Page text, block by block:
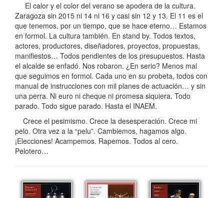
El calor y el color del verano se apodera de la cultura.
Zaragoza sin 2015 ni 14 ni 16 y casi sin 12 y 13. El 11 es el
que tenemos, por un tiempo, que se hace eterno… Estamos
en formol. La cultura también. En stand by. Todos textos,
actores, productores, diseñadores, proyectos, propuestas,
manifiestos… Todos pendientes de los presupuestos. Hasta
el alcalde se enfadó. Nos robaron. ¿En serio? Menos mal
que seguimos en formol. Cada uno en su probeta, todos con
manual de instrucciones con mil planes de actuación… y sin
una perra. Ni euro ni cheque ni promesa siquiera. Todo
parado. Todo sigue parado. Hasta el INAEM.
Crece el pesimismo. Crece la desesperación. Crece mi
pelo. Otra vez a la “pelu”. Cambiemos, hagamos algo.
¡Elecciones! Acampemos. Rapemos. Todos al cero.
Pelotero…